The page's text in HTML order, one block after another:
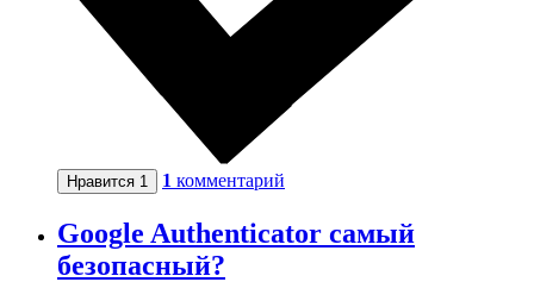
Нравится 1 1 комментарий
Google Authenticator самый
безопасный?